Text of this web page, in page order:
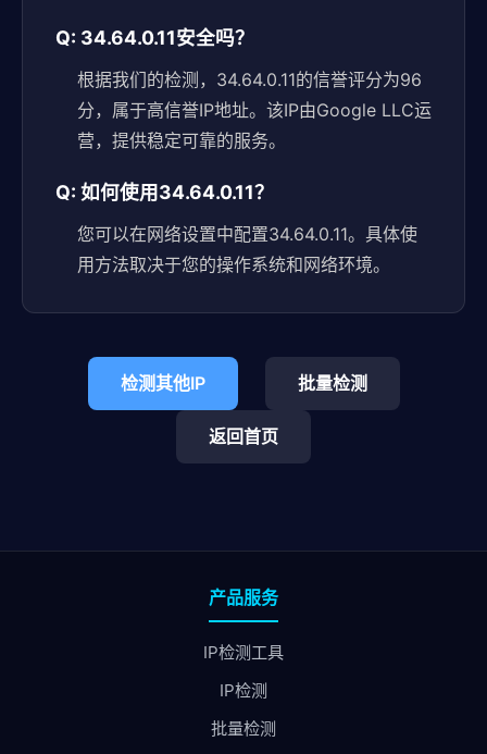
Q: 34.64.0.11安全吗？
根据我们的检测，34.64.0.11的信誉评分为96
分，属于高信誉IP地址。该IP由Google LLC运
营，提供稳定可靠的服务。
Q: 如何使用34.64.0.11？
您可以在网络设置中配置34.64.0.11。具体使
用方法取决于您的操作系统和网络环境。
检测其他IP 批量检测
返回首页
产品服务
IP检测工具
IP检测
批量检测